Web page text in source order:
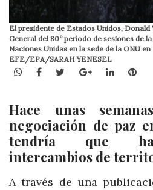
El presidente de Estados Unidos,
General del 80º período de sesiones de
Naciones Unidas en la sede de la ONU
EFE/EPA/SARAH YENESEL
WhatsApp
Facebook
TwitterGoogle+LinkedIn
Hace unas
negociación de paz
tendría que
intercambios de
A través de una